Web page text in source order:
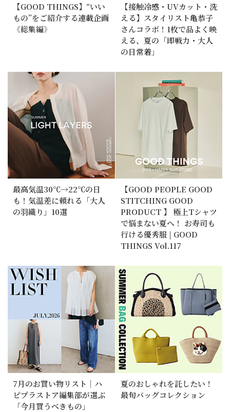
【GOOD THINGS】“いい
もの”をご紹介する連載企画
《総集編》
【接触冷感・UVカット・洗
える】スタイリスト亀恭子
さんコラボ！1枚で品よく映
える、夏の「即戦力・大人
の日常着」
最高気温30℃→22℃の日
も！気温差に頼れる「大人
の羽織り」10選
【GOOD PEOPLE GOOD
STITCHING GOOD
PRODUCT 】 極上Tシャツ
で悩まない夏へ！ お寿司も
行ける優秀服 | GOOD
THINGS Vol.117
7月のお買い物リスト｜ハ
ピプラストア編集部が選ぶ
「今月買うべきもの」
夏のおしゃれを託したい！
最旬バッグコレクション